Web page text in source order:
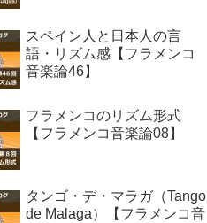
スペイン人と日本人の言
語・リズム感【フラメンコ
音楽論46】
フラメンコのリズム形式
【フラメンコ音楽論08】
タンゴ・デ・マラガ（Tango
de Malaga）【フラメンコ音